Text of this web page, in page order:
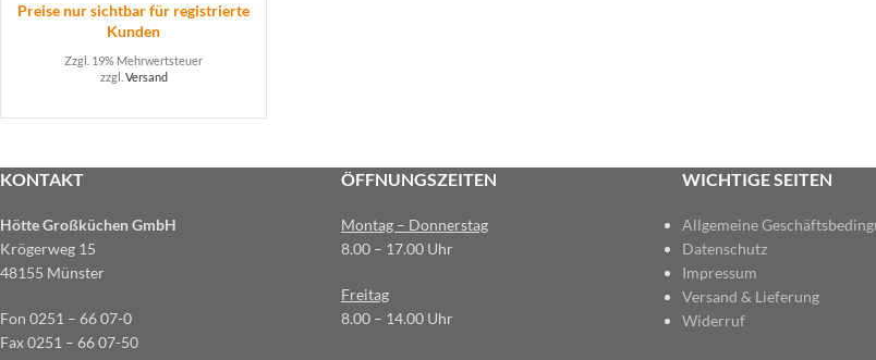
Preise nur sichtbar für registrierte
Kunden
Zzgl. 19% Mehrwertsteuer
zzgl. Versand
KONTAKT
Hötte Großküchen GmbH
Krögerweg 15
48155 Münster
Fon 0251 – 66 07-0
Fax 0251 – 66 07-50
ÖFFNUNGSZEITEN
Montag – Donnerstag
8.00 – 17.00 Uhr
Freitag
8.00 – 14.00 Uhr
WICHTIGE SEITEN
Allgemeine
Datenschutz
Impressum
Versand & Lieferung
Widerruf